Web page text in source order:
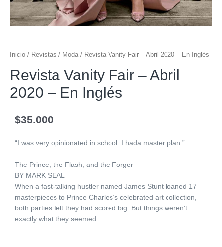
Inicio / Revistas / Moda / Revista Vanity Fair – Abril 2020 – En Inglés
Revista Vanity Fair – Abril
2020 – En Inglés
$35.000
“I was very opinionated in school. I hada master plan.”
The Prince, the Flash, and the Forger
BY MARK SEAL
When a fast-talking hustler named James Stunt loaned 17
masterpieces to Prince Charles’s celebrated art collection,
both parties felt they had scored big. But things weren’t
exactly what they seemed.